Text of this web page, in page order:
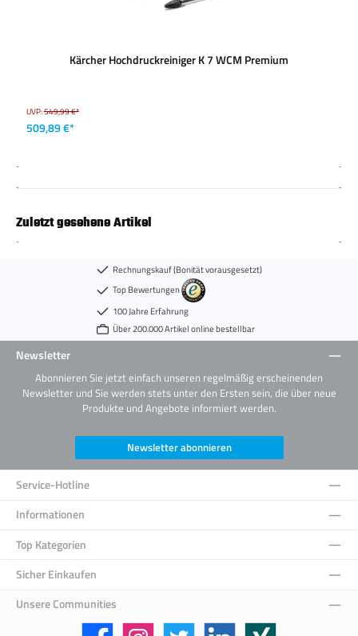
Kärcher Hochdruckreiniger K 7 WCM Premium
UVP:549,99 €*
509,89 €*
Zuletzt gesehene Artikel
Rechnungskauf (Bonität vorausgesetzt)
Top Bewertungen
100 Jahre Erfahrung
Über 200.000 Artikel online bestellbar
Newsletter
Abonnieren Sie jetzt einfach unseren regelmäßig erscheinenden
Newsletter und Sie werden stets unter den Ersten sein, die über neue
Produkte und Angebote informiert werden.
Newsletter abonnieren
Service-Hotline
Informationen
Top Kategorien
Sicher Einkaufen
Unsere Communities